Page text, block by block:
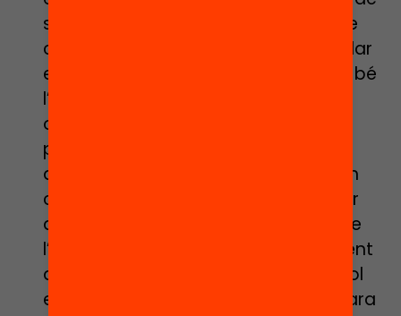
ser, tant comunitats d’aprenentatge
com de cura. Perquè aprendre i cuidar
estan intrínsecament relacionats. Si bé
l’escola ha de tenir com un els seus
objectius principals l’aprenentatge
profund i significatiu de tot el seu
alumnat, no ho pot fer sense tenir en
compte el vincle, la cura, l’afecte. Per
això és fonamental reclamar el rol de
l’acompanyament com a tret inherent
a tota tasca educativa. I si aquest rol
era important abans del COVID-19, ara